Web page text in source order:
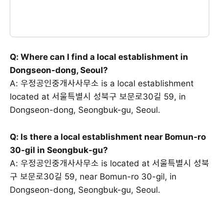
Q: Where can I find a local establishment in
Dongseon-dong, Seoul?
A: 우정공인중개사사무소 is a local establishment
located at 서울특별시 성북구 보문로30길 59, in
Dongseon-dong, Seongbuk-gu, Seoul.
Q: Is there a local establishment near Bomun-ro
30-gil in Seongbuk-gu?
A: 우정공인중개사사무소 is located at 서울특별시 성북
구 보문로30길 59, near Bomun-ro 30-gil, in
Dongseon-dong, Seongbuk-gu, Seoul.